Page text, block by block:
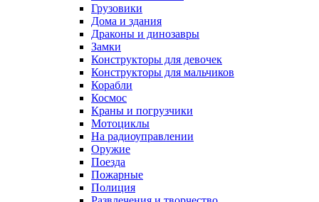
Грузовики
Дома и здания
Драконы и динозавры
Замки
Конструкторы для девочек
Конструкторы для мальчиков
Корабли
Космос
Краны и погрузчики
Мотоциклы
На радиоуправлении
Оружие
Поезда
Пожарные
Полиция